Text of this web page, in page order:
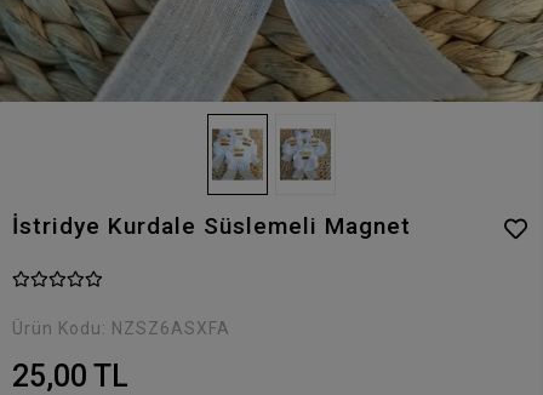
İstridye Kurdale Süslemeli Magnet
Ürün Kodu: NZSZ6ASXFA
25,00 TL